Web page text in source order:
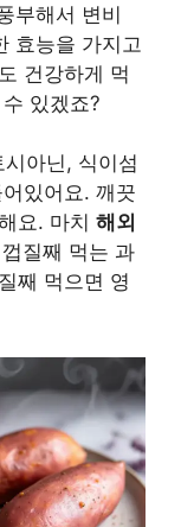
부해서 변비
효능을 가지고
건강하게 먹
있겠죠?
아닌, 식이섬
있어요. 깨끗
요. 마치 해외
질째 먹는 과
째 먹으면 영